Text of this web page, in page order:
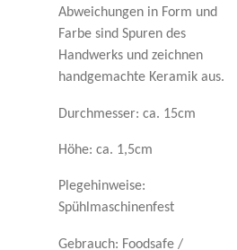
Abweichungen in Form und
Farbe sind Spuren des
Handwerks und zeichnen
handgemachte Keramik aus.
Durchmesser: ca. 15cm
Höhe: ca. 1,5cm
Plegehinweise:
Spühlmaschinenfest
Gebrauch: Foodsafe /